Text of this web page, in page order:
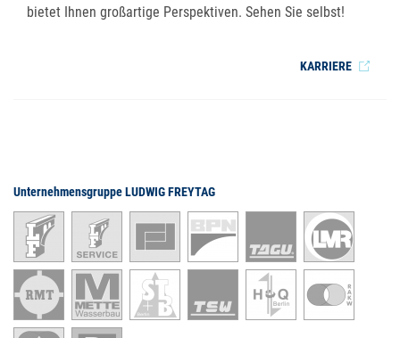
bietet Ihnen großartige Perspektiven. Sehen Sie selbst!
KARRIERE
Unternehmensgruppe LUDWIG FREYTAG